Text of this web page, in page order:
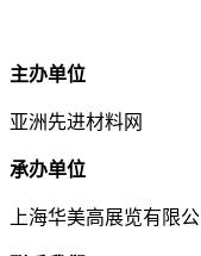
主办单位
亚洲先进材料网
承办单位
上海华美高展览有限公